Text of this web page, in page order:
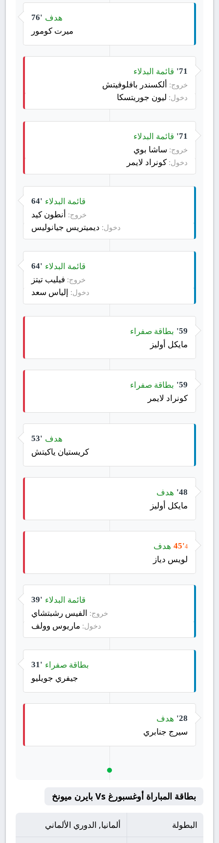
76' هدف
ميرت كومور
71' قائمة البدلاء
خروج: ألكسندر بافلوفيتش
دخول: ليون جوريتسكا
71' قائمة البدلاء
خروج: ساشا بوي
دخول: كونراد لايمر
64' قائمة البدلاء
خروج: أنطون كيد
دخول: ديميتريس جيانوليس
64' قائمة البدلاء
خروج: فيليب تيتز
دخول: إلياس سعد
59' بطاقة صفراء
مايكل أوليز
59' بطاقة صفراء
كونراد لايمر
53' هدف
كريستيان ياكيتش
48' هدف
مايكل أوليز
45'4
هدف
لويس دياز
39' قائمة البدلاء
خروج: الفيس رشبتشاي
دخول: ماريوس وولف
31' بطاقة صفراء
جيفري جويليو
28' هدف
سيرج جنابري
بطاقة المباراة أوغسبورغ Vs بايرن ميونخ
البطولة ألمانيا, الدوري الألماني